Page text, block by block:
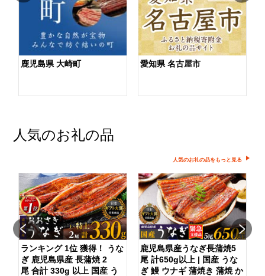
鹿児島県 大崎町 愛知県 名古屋市
人気のお礼の品
人気のお礼の品をもっと見る
ランキング 1位 獲得！ うな
ぎ 鹿児島県産 長蒲焼 2
尾 合計 330g 以上 国産 う
鹿児島県産うなぎ長蒲焼5
尾 計650g以上 | 国産 うな
ぎ 鰻 ウナギ 蒲焼き 蒲焼 か